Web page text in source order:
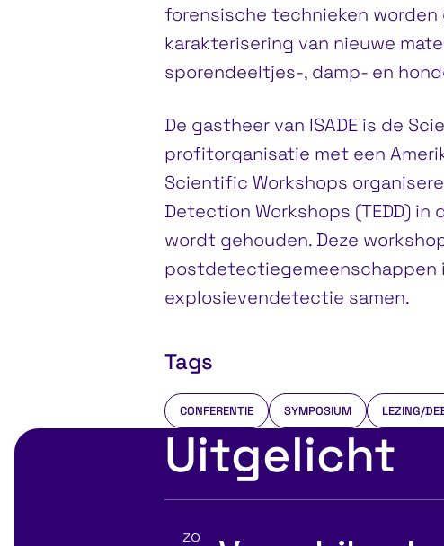
forensische technieken
karakterisering van nieuwe
sporendeeltjes-, damp- en
De gastheer van ISADE is de
profitorganisatie met een
Scientific Workshops
Detection Workshops (TEDD) in
wordt gehouden. Deze
postdetectiegemeenschappen
explosievendetectie samen.
Tags
CONFERENTIE SYMPOSIUM LEZING/
Uitgelicht
zo